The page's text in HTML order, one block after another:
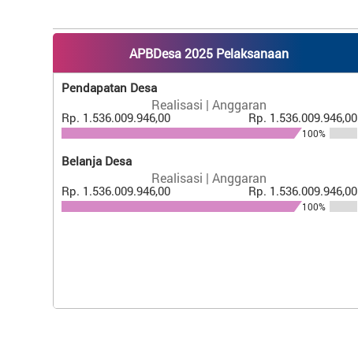
APBDesa 2025 Pelaksanaan
Pendapatan Desa
Realisasi | Anggaran
Rp. 1.536.009.946,00 Rp. 1.536.009.946,00
100%
Belanja Desa
Realisasi | Anggaran
Rp. 1.536.009.946,00 Rp. 1.536.009.946,00
100%